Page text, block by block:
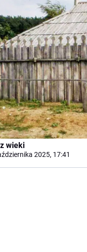
wieki
2025, 17:41